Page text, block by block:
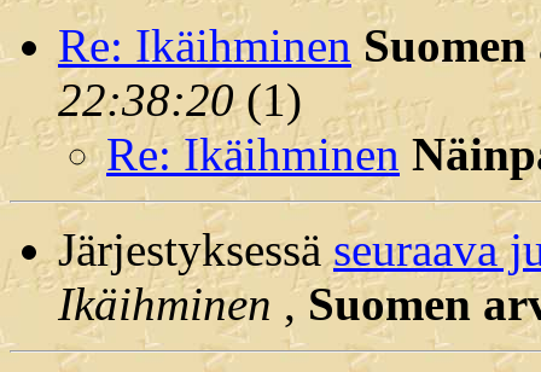
Re: Ikäihminen
22:38:20(1)
Re: Ikäihminen
Järjestyksessäseuraava
Ikäihminen , Suomen